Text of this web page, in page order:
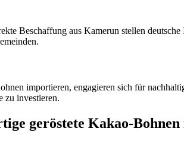
Beschaffung aus Kamerun stellen
importieren, engagieren sich für
zu investieren.
geröstete Kakao-